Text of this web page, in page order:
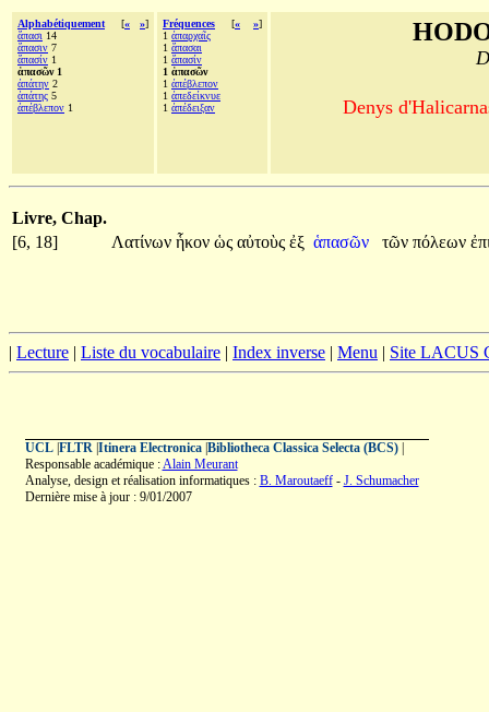
Alphabétiquement [« »]
ἅπασι 14
ἅπασιν 7
ἅπασίν 1
ἁπασῶν 1
ἀπάτην 2
ἀπάτης 5
ἀπέβλεπον 1
Fréquences [« »]
1 ἀπαρχαῖς
1 ἅπασαι
1 ἅπασίν
1 ἁπασῶν
1 ἀπέβλεπον
1 ἀπεδείκνυε
1 ἀπέδειξαν Denys
Livre, Chap.
[6, 18]
Λατίνων ἧκον ὡς αὐτοὺς ἐξ ἁπασῶν τῶν πόλεων
| Lecture | Liste du vocabulaire | Index inverse | Menu | Site LACUS
UCL| FLTR| Itinera Electronica| Bibliotheca Classica Selecta (BCS)|
Responsable académique :Alain Meurant
Analyse, design et réalisation informatiques : B. Maroutaeff- J. Schumacher
Dernière mise à jour : 9/01/2007